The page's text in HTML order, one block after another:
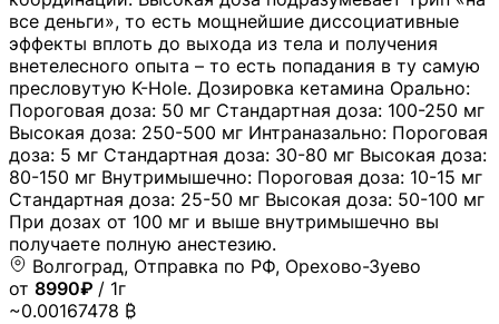
все деньги», то есть мощнейшие диссоциативные
эффекты вплоть до выхода из тела и получения
внетелесного опыта – то есть попадания в ту самую
пресловутую K-Hole. Дозировка кетамина Орально:
Пороговая доза: 50 мг Стандартная доза: 100-250 мг
Высокая доза: 250-500 мг Интраназально: Пороговая
доза: 5 мг Стандартная доза: 30-80 мг Высокая доза:
80-150 мг Внутримышечно: Пороговая доза: 10-15 мг
Стандартная доза: 25-50 мг Высокая доза: 50-100 мг
При дозах от 100 мг и выше внутримышечно вы
получаете полную анестезию.
Волгоград, Отправка по РФ, Орехово-Зуево
от 8990₽ / 1г
~0.00167478 ₿